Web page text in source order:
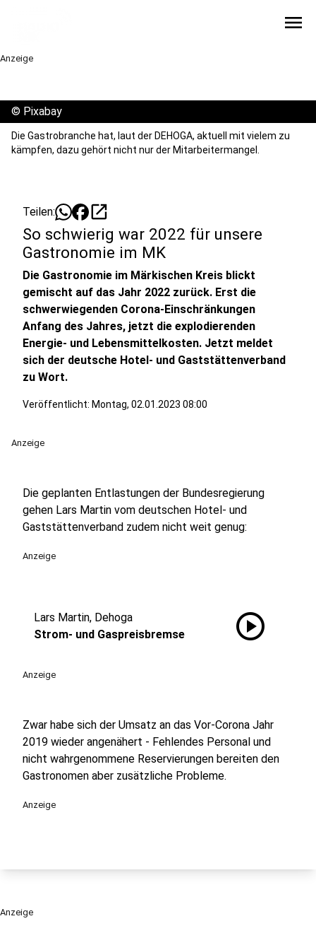
menu
Anzeige
© Pixabay
Die Gastrobranche hat, laut der DEHOGA, aktuell mit vielem zu
kämpfen, dazu gehört nicht nur der Mitarbeitermangel.
Teilen: open_in_new
So schwierig war 2022 für unsere
Gastronomie im MK
Die Gastronomie im Märkischen Kreis blickt
gemischt auf das Jahr 2022 zurück. Erst die
schwerwiegenden Corona-Einschränkungen
Anfang des Jahres, jetzt die explodierenden
Energie- und Lebensmittelkosten. Jetzt meldet
sich der deutsche Hotel- und Gaststättenverband
zu Wort.
Veröffentlicht: Montag, 02.01.2023 08:00
Anzeige
Die geplanten Entlastungen der Bundesregierung
gehen Lars Martin vom deutschen Hotel- und
Gaststättenverband zudem nicht weit genug:
Anzeige
Lars Martin, Dehoga
Strom- und Gaspreisbremse
play_circle
Anzeige
Zwar habe sich der Umsatz an das Vor-Corona Jahr
2019 wieder angenähert - Fehlendes Personal und
nicht wahrgenommene Reservierungen bereiten den
Gastronomen aber zusätzliche Probleme.
Anzeige
Anzeige